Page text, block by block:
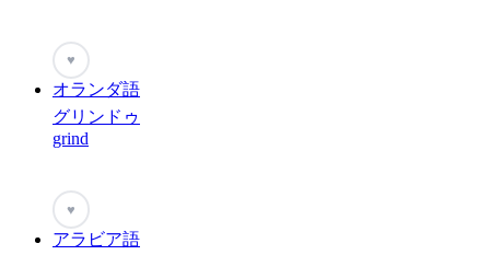
♥
オランダ語
グリンドゥ
grind
♥
アラビア語